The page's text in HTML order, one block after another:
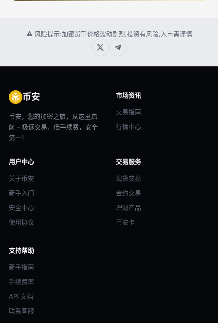
⚠ 风险提示:加密货币价格波动剧烈,投资有风险,入市需谨慎
币安
币安，您的加密之旅，从这里启
航 - 极速交易，低手续费，安全
第一！
市场资讯
交易指南
行情中心
用户中心
关于币安
新手入门
安全中心
使用协议
交易服务
现货交易
合约交易
理财产品
币安卡
支持帮助
新手指南
手续费率
API 文档
联系客服